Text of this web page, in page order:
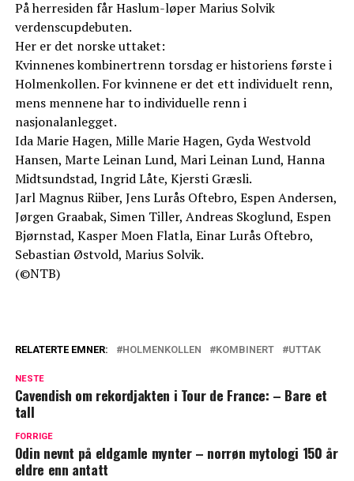
På herresiden får Haslum-løper Marius Solvik
verdenscupdebuten.
Her er det norske uttaket:
Kvinnenes kombinertrenn torsdag er historiens første i
Holmenkollen. For kvinnene er det ett individuelt renn,
mens mennene har to individuelle renn i
nasjonalanlegget.
Ida Marie Hagen, Mille Marie Hagen, Gyda Westvold
Hansen, Marte Leinan Lund, Mari Leinan Lund, Hanna
Midtsundstad, Ingrid Låte, Kjersti Græsli.
Jarl Magnus Riiber, Jens Lurås Oftebro, Espen Andersen,
Jørgen Graabak, Simen Tiller, Andreas Skoglund, Espen
Bjørnstad, Kasper Moen Flatla, Einar Lurås Oftebro,
Sebastian Østvold, Marius Solvik.
(©NTB)
RELATERTE EMNER: HOLMENKOLLEN KOMBINERT UTTAK
NESTE
Cavendish om rekordjakten i Tour de France: – Bare et
tall
FORRIGE
Odin nevnt på eldgamle mynter – norrøn mytologi 150 år
eldre enn antatt